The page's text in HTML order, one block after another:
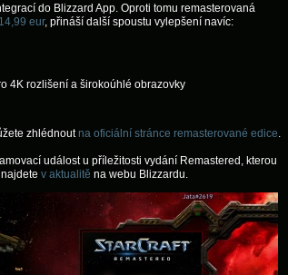
do Blizzard App. Oproti tomu remasterovaná
eur, přináší další spoustu vylepšení navíc:
4K rozlišení a širokoúhlé obrazovky
zhlédnoutna oficiální stránce remasterované edice.
událost u příležitosti vydání Remastered, kterou
v aktualitě na webu Blizzardu.